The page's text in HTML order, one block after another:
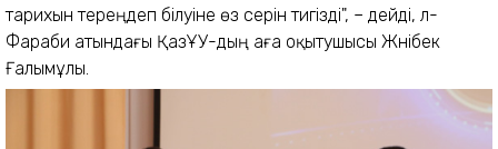
тарихын тереңдеп білуіне өз әсерін тигізді", – дейді, әл-
Фараби атындағы ҚазҰУ-дың аға оқытушысы Жәнібек
Ғалымұлы.